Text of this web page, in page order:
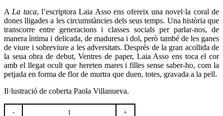
A La taca, l’escriptora Laia Asso ens ofereix una novel·la coral de
dones lligades a les circumstàncies dels seus temps. Una història que
transcorre entre generacions i classes socials per parlar-nos, de
manera íntima i delicada, de maduresa i dol, però també de les ganes
de viure i sobreviure a les adversitats. Després de la gran acollida de
la seua obra de debut, Ventres de paper, Laia Asso ens toca el cor
amb el llegat ocult que hereten mares i filles sense saber-ho, com la
petjada en forma de flor de murtra que duen, totes, gravada a la pell.
Il·lustració de coberta Paola Villanueva.
quantitat